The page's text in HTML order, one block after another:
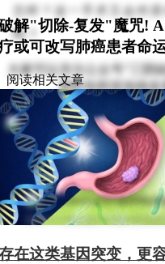
怎样？这一手术又会对
响？
大家可以关注公众号”三阴
资料包和添加病友
BRCA1/2 突变最常导 致的两类
解"切除-复发"魔咒!
或可改写肺癌患者命
阅读相关文章
在这类基因突变，更